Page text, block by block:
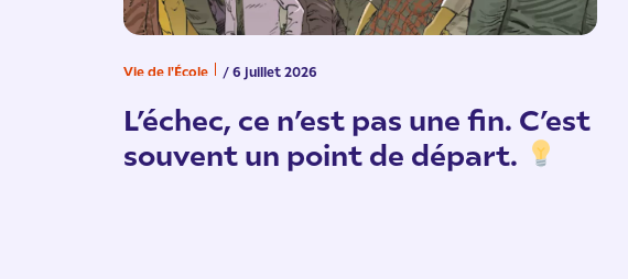
Vie de l'École / 6 juillet 2026
L’échec, ce n’est pas une fin. C’est
souvent un point de départ.